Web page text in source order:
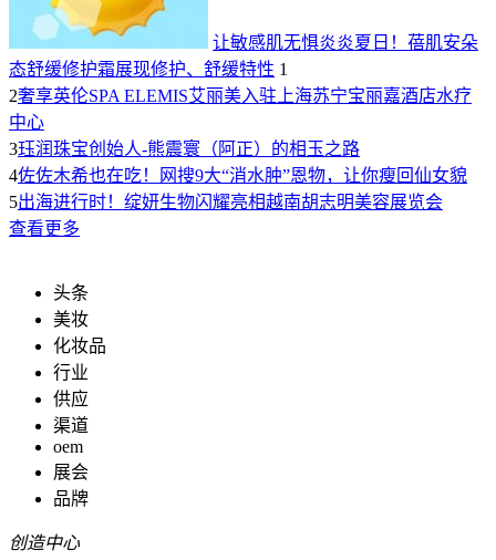
让敏感肌无惧炎炎夏日！蓓肌安朵
态舒缓修护霜展现修护、舒缓特性 1
2奢享英伦SPA ELEMIS艾丽美入驻上海苏宁宝丽嘉酒店水疗
中心
3珏润珠宝创始人-熊震寰（阿正）的相玉之路
4佐佐木希也在吃！网搜9大“消水肿”恩物，让你瘦回仙女貌
5出海进行时！绽妍生物闪耀亮相越南胡志明美容展览会
查看更多
头条
美妆
化妆品
行业
供应
渠道
oem
展会
品牌
创造中心